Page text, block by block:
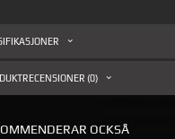
(0)
OCKSÅ